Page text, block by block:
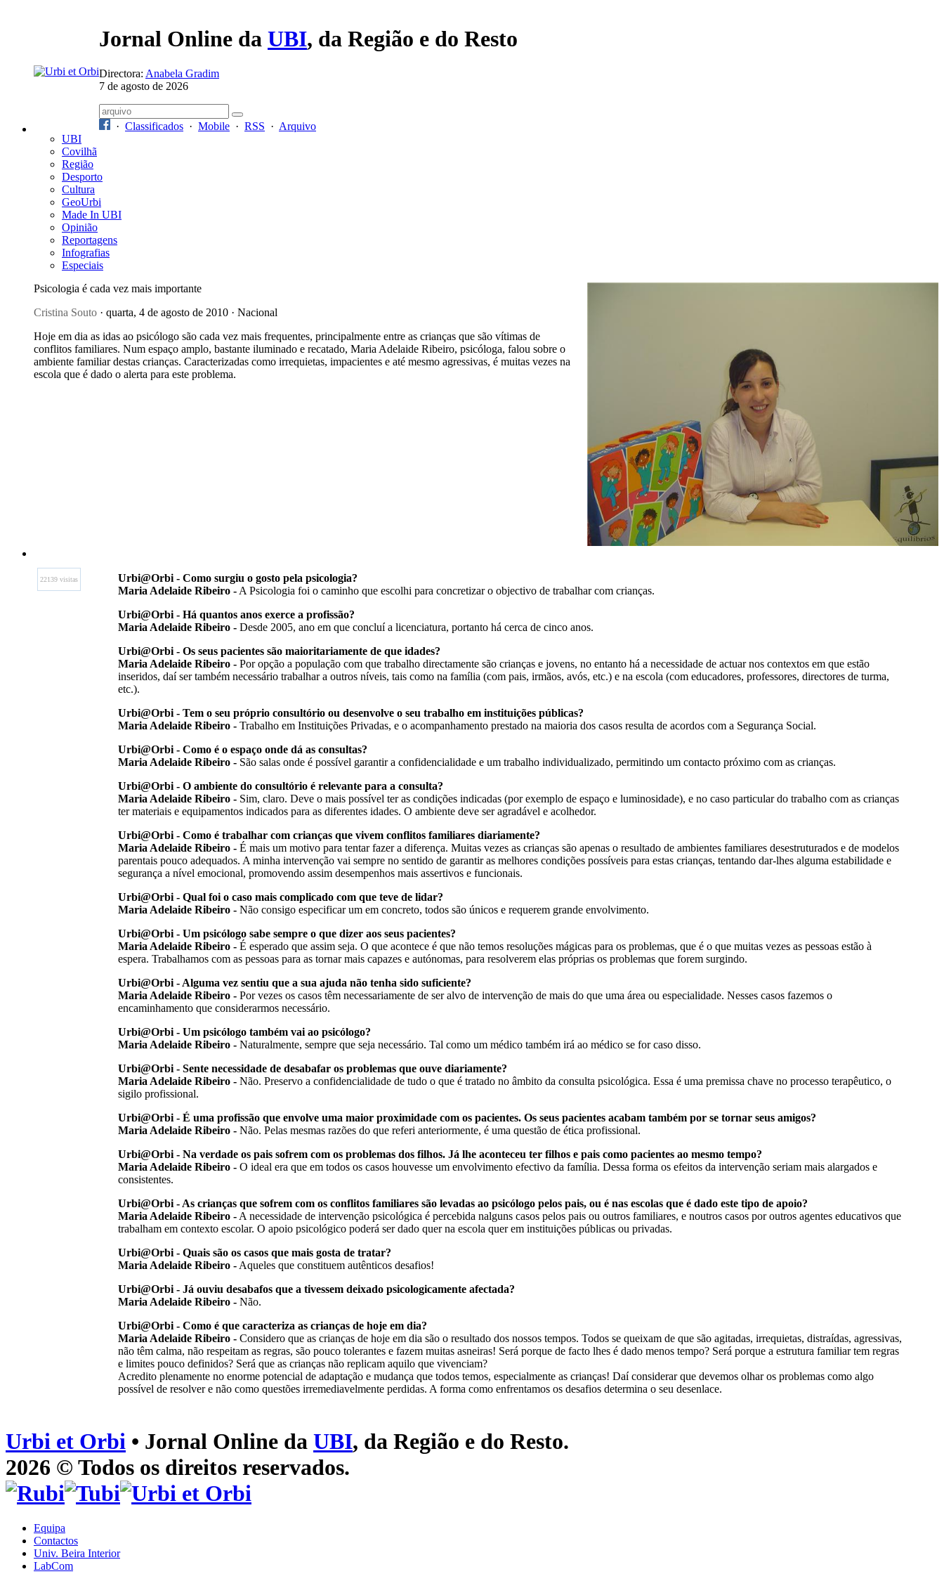
Jornal Online da UBI, da Região e do Resto
Directora: Anabela Gradim
7 de agosto de 2026
· Classificados · Mobile · RSS · Arquivo
UBI
Covilhã
Região
Desporto
Cultura
GeoUrbi
Made In UBI
Opinião
Reportagens
Infografias
Especiais
Psicologia é cada vez mais importante
Cristina Souto · quarta, 4 de agosto de 2010 · Nacional
Hoje em dia as idas ao psicólogo são cada vez mais frequentes, principalmente entre as crianças que são vítimas de
conflitos familiares. Num espaço amplo, bastante iluminado e recatado, Maria Adelaide Ribeiro, psicóloga, falou sobre o
ambiente familiar destas crianças. Caracterizadas como irrequietas, impacientes e até mesmo agressivas, é muitas vezes na
escola que é dado o alerta para este problema.
22139 visitas
Urbi@Orbi - Como surgiu o gosto pela psicologia?
Maria Adelaide Ribeiro - A Psicologia foi o caminho que escolhi para concretizar o objectivo de trabalhar com crianças.
Urbi@Orbi - Há quantos anos exerce a profissão?
Maria Adelaide Ribeiro - Desde 2005, ano em que concluí a licenciatura, portanto há cerca de cinco anos.
Urbi@Orbi - Os seus pacientes são maioritariamente de que idades?
Maria Adelaide Ribeiro - Por opção a população com que trabalho directamente são crianças e jovens, no entanto há a necessidade de actuar nos contextos em que estão
inseridos, daí ser também necessário trabalhar a outros níveis, tais como na família (com pais, irmãos, avós, etc.) e na escola (com educadores, professores, directores de turma,
etc.).
Urbi@Orbi - Tem o seu próprio consultório ou desenvolve o seu trabalho em instituições públicas?
Maria Adelaide Ribeiro - Trabalho em Instituições Privadas, e o acompanhamento prestado na maioria dos casos resulta de acordos com a Segurança Social.
Urbi@Orbi - Como é o espaço onde dá as consultas?
Maria Adelaide Ribeiro - São salas onde é possível garantir a confidencialidade e um trabalho individualizado, permitindo um contacto próximo com as crianças.
Urbi@Orbi - O ambiente do consultório é relevante para a consulta?
Maria Adelaide Ribeiro - Sim, claro. Deve o mais possível ter as condições indicadas (por exemplo de espaço e luminosidade), e no caso particular do trabalho com as crianças
ter materiais e equipamentos indicados para as diferentes idades. O ambiente deve ser agradável e acolhedor.
Urbi@Orbi - Como é trabalhar com crianças que vivem conflitos familiares diariamente?
Maria Adelaide Ribeiro - É mais um motivo para tentar fazer a diferença. Muitas vezes as crianças são apenas o resultado de ambientes familiares desestruturados e de modelos
parentais pouco adequados. A minha intervenção vai sempre no sentido de garantir as melhores condições possíveis para estas crianças, tentando dar-lhes alguma estabilidade e
segurança a nível emocional, promovendo assim desempenhos mais assertivos e funcionais.
Urbi@Orbi - Qual foi o caso mais complicado com que teve de lidar?
Maria Adelaide Ribeiro - Não consigo especificar um em concreto, todos são únicos e requerem grande envolvimento.
Urbi@Orbi - Um psicólogo sabe sempre o que dizer aos seus pacientes?
Maria Adelaide Ribeiro - É esperado que assim seja. O que acontece é que não temos resoluções mágicas para os problemas, que é o que muitas vezes as pessoas estão à
espera. Trabalhamos com as pessoas para as tornar mais capazes e autónomas, para resolverem elas próprias os problemas que forem surgindo.
Urbi@Orbi - Alguma vez sentiu que a sua ajuda não tenha sido suficiente?
Maria Adelaide Ribeiro - Por vezes os casos têm necessariamente de ser alvo de intervenção de mais do que uma área ou especialidade. Nesses casos fazemos o
encaminhamento que considerarmos necessário.
Urbi@Orbi - Um psicólogo também vai ao psicólogo?
Maria Adelaide Ribeiro - Naturalmente, sempre que seja necessário. Tal como um médico também irá ao médico se for caso disso.
Urbi@Orbi - Sente necessidade de desabafar os problemas que ouve diariamente?
Maria Adelaide Ribeiro - Não. Preservo a confidencialidade de tudo o que é tratado no âmbito da consulta psicológica. Essa é uma premissa chave no processo terapêutico, o
sigilo profissional.
Urbi@Orbi - É uma profissão que envolve uma maior proximidade com os pacientes. Os seus pacientes acabam também por se tornar seus amigos?
Maria Adelaide Ribeiro - Não. Pelas mesmas razões do que referi anteriormente, é uma questão de ética profissional.
Urbi@Orbi - Na verdade os pais sofrem com os problemas dos filhos. Já lhe aconteceu ter filhos e pais como pacientes ao mesmo tempo?
Maria Adelaide Ribeiro - O ideal era que em todos os casos houvesse um envolvimento efectivo da família. Dessa forma os efeitos da intervenção seriam mais alargados e
consistentes.
Urbi@Orbi - As crianças que sofrem com os conflitos familiares são levadas ao psicólogo pelos pais, ou é nas escolas que é dado este tipo de apoio?
Maria Adelaide Ribeiro - A necessidade de intervenção psicológica é percebida nalguns casos pelos pais ou outros familiares, e noutros casos por outros agentes educativos que
trabalham em contexto escolar. O apoio psicológico poderá ser dado quer na escola quer em instituições públicas ou privadas.
Urbi@Orbi - Quais são os casos que mais gosta de tratar?
Maria Adelaide Ribeiro - Aqueles que constituem autênticos desafios!
Urbi@Orbi - Já ouviu desabafos que a tivessem deixado psicologicamente afectada?
Maria Adelaide Ribeiro - Não.
Urbi@Orbi - Como é que caracteriza as crianças de hoje em dia?
Maria Adelaide Ribeiro - Considero que as crianças de hoje em dia são o resultado dos nossos tempos. Todos se queixam de que são agitadas, irrequietas, distraídas, agressivas,
não têm calma, não respeitam as regras, são pouco tolerantes e fazem muitas asneiras! Será porque de facto lhes é dado menos tempo? Será porque a estrutura familiar tem regras
e limites pouco definidos? Será que as crianças não replicam aquilo que vivenciam?
Acredito plenamente no enorme potencial de adaptação e mudança que todos temos, especialmente as crianças! Daí considerar que devemos olhar os problemas como algo
possível de resolver e não como questões irremediavelmente perdidas. A forma como enfrentamos os desafios determina o seu desenlace.
Urbi et Orbi • Jornal Online da UBI, da Região e do Resto.
2026 © Todos os direitos reservados.
Equipa
Contactos
Univ. Beira Interior
LabCom